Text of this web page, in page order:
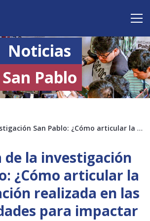
a la sociedad
Antiguos Alumnos Padres
Empresas
Noticias
San Pablo
Semana de la investigación San Pablo: ¿Cómo articular la investigación realizada en las universidades para impactar en la sociedad?
de la investigación
¿Cómo articular la
realizada en las
para impactar